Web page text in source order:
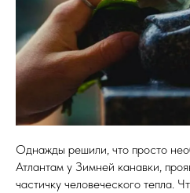
Однажды решили, что просто
Атлантам у Зимней канавки,
частичку человеческого тепла.